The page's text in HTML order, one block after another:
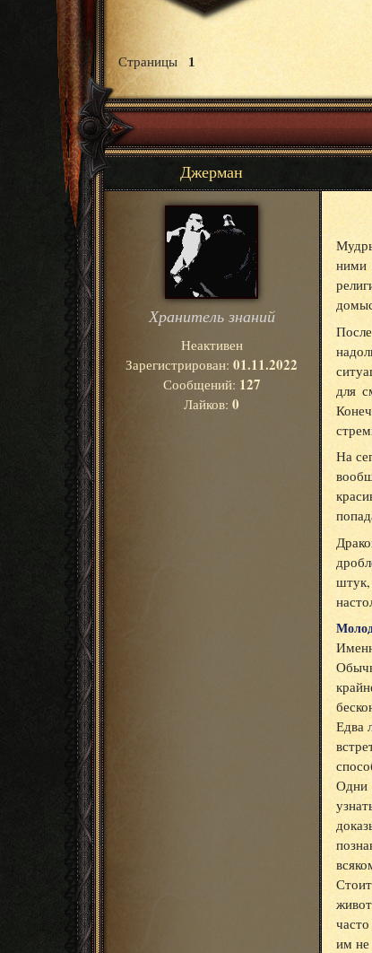
Страницы 1
Джерман
Хранитель знаний
Неактивен
Зарегистрирован: 01.11.2022
Сообщений: 127
Лайков: 0
ними
для
На
Едва
Одни
им